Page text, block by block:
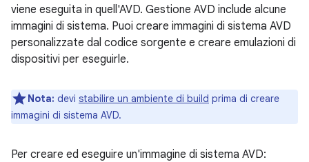
viene eseguita in quell'AVD. Gestione AVD include alcune
immagini di sistema. Puoi creare immagini di sistema AVD
personalizzate dal codice sorgente e creare emulazioni di
dispositivi per eseguirle.
Nota: devi stabilire un ambiente di build prima di creare
immagini di sistema AVD.
Per creare ed eseguire un'immagine di sistema AVD: